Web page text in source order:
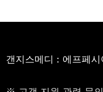
갠지스메디 : 에프페